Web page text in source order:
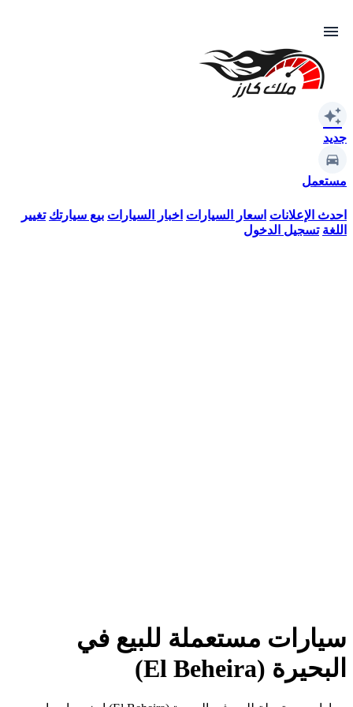
menu
auto_awesome
جديد
مستعمل
احدث الإعلانات اسعار السيارات اخبار السيارات بيع سيارتك تغيير
اللغة تسجيل الدخول
سيارات مستعملة للبيع في
البحيرة (El Beheira)